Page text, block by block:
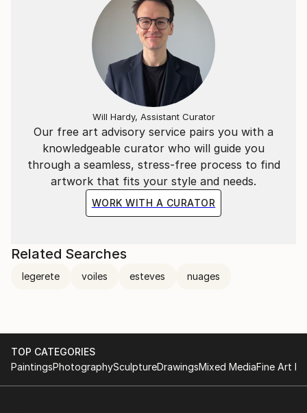
Our free art advisory service pairs you with a
knowledgeable curator who will guide you
through a seamless, stress-free process to find
artwork that fits your style and needs.
WORK WITH A CURATOR
Will Hardy, Assistant Curator
Related Searches
legerete voiles esteves nuages
TOP CATEGORIES
PaintingsPhotographySculptureDrawingsMixed MediaFine Art